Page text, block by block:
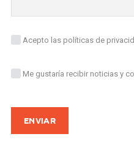
Acepto las políticas de
Me gustaría recibir noticias y